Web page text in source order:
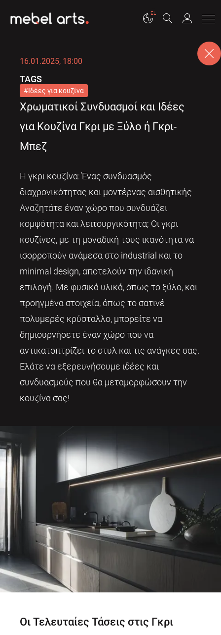
EL
16.01.2025, 18:00
TAGS
Ιδέες για κουζίνα
Χρωματικοί Συνδυασμοί και Ιδέες
για Κουζίνα Γκρι με Ξύλο ή Γκρι-
Μπεζ
Η γκρι κουζίνα: Ένας συνδυασμός
διαχρονικότητας και μοντέρνας αισθητικής
Αναζητάτε έναν χώρο που συνδυάζει
κομψότητα και λειτουργικότητα; Οι γκρι
κουζίνες, με τη μοναδική τους ικανότητα να
ισορροπούν ανάμεσα στο industrial και το
minimal design, αποτελούν την ιδανική
επιλογή. Με φυσικά υλικά, όπως το ξύλο, και
προηγμένα στοιχεία, όπως το σατινέ
πολυμερές κρύσταλλο, μπορείτε να
δημιουργήσετε έναν χώρο που να
αντικατοπτρίζει το στυλ και τις ανάγκες σας.
Ελάτε να εξερευνήσουμε ιδέες και
συνδυασμούς που θα μεταμορφώσουν την
κουζίνα σας!
Οι Τελευταίες Τάσεις στις Γκρι